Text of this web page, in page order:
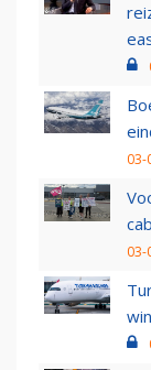
03-
03-